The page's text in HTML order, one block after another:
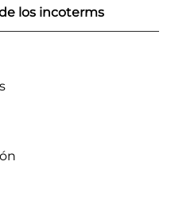
los incoterms